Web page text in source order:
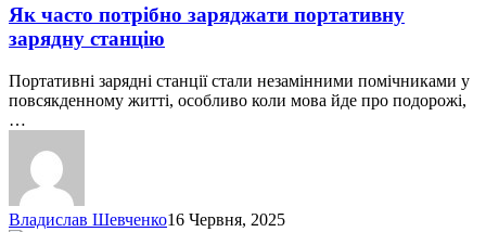
заряджати
зарядну
Як часто потрібно заряджати портативну
зарядну станцію
Портативні зарядні станції стали незамінними помічниками у
повсякденному житті, особливо коли мова йде про подорожі,
…
Владислав Шевченко16 Червня, 2025